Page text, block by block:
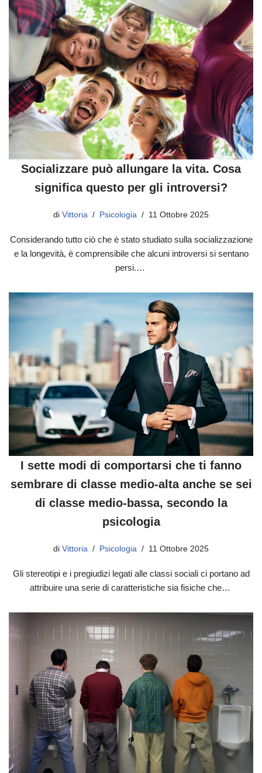
Socializzare può allungare la vita. Cosa
significa questo per gli introversi?
di Vittoria Psicologia 11 Ottobre 2025
Considerando tutto ciò che è stato studiato sulla socializzazione
e la longevità, è comprensibile che alcuni introversi si sentano
persi.…
I sette modi di comportarsi che ti fanno
sembrare di classe medio-alta anche se sei
di classe medio-bassa, secondo la
psicologia
di Vittoria Psicologia 11 Ottobre 2025
Gli stereotipi e i pregiudizi legati alle classi sociali ci portano ad
attribuire una serie di caratteristiche sia fisiche che…